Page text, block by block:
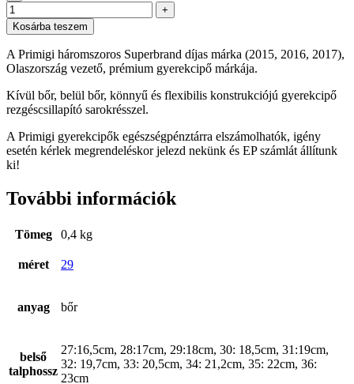
+
Kosárba teszem
A Primigi háromszoros Superbrand díjas márka (2015, 2016, 2017),
Olaszország vezető, prémium gyerekcipő márkája.
Kívül bőr, belül bőr, könnyű és flexibilis konstrukciójú gyerekcipő
rezgéscsillapító sarokrésszel.
A Primigi gyerekcipők egészségpénztárra elszámolhatók, igény
esetén kérlek megrendeléskor jelezd nekünk és EP számlát állítunk
ki!
További információk
Tömeg 0,4 kg
méret 29
anyag bőr
belső
talphossz
27:16,5cm, 28:17cm, 29:18cm, 30: 18,5cm, 31:19cm,
32: 19,7cm, 33: 20,5cm, 34: 21,2cm, 35: 22cm, 36:
23cm